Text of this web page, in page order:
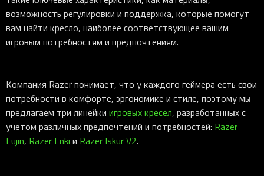
Virtual Ring Light
Razer Axon
Streamer Companion App
возможность регулировки и поддержка, которые помогут
вам найти кресло, наиболее соответствующее вашим
игровым потребностям и предпочтениям.
Компания Razer понимает, что у каждого геймера есть свои
потребности в комфорте, эргономике и стиле, поэтому мы
предлагаем три линейки игровых кресел, разработанных с
учетом различных предпочтений и потребностей: Razer
Fujin, Razer Enki и Razer Iskur V2.